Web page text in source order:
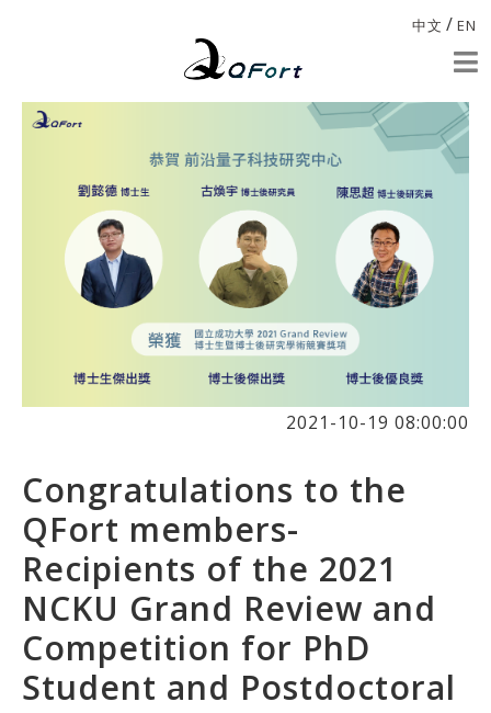
中文 / EN
2021-10-19 08:00:00
Congratulations to the
QFort members-
Recipients of the 2021
NCKU Grand Review and
Competition for PhD
Student and Postdoctoral